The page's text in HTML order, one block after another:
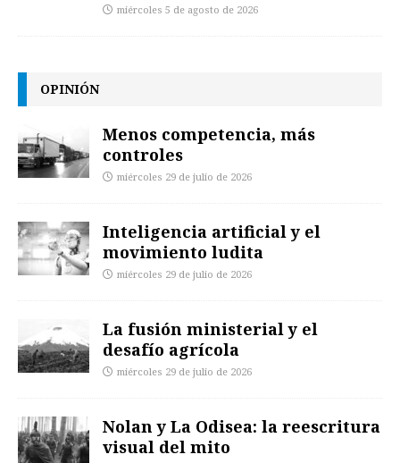
miércoles 5 de agosto de 2026
OPINIÓN
Menos competencia, más
controles
miércoles 29 de julio de 2026
Inteligencia artificial y el
movimiento ludita
miércoles 29 de julio de 2026
La fusión ministerial y el
desafío agrícola
miércoles 29 de julio de 2026
Nolan y La Odisea: la reescritura
visual del mito